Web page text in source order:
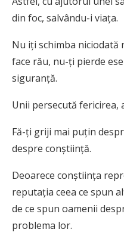
din foc, salvându-i viaţa.
Nu iţi schimba niciodată
face rău, nu-ţi pierde
siguranţă.
Unii persecută fericirea,
Fă-ţi griji mai puţin
despre conştiinţă.
Deoarece conştiinţa
reputaţia ceea ce spun
de ce spun oamenii
problema lor.